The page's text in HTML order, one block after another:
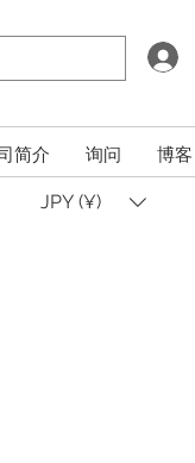
简介 询问 博客
JPY (¥)